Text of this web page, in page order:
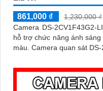
861,000 ₫
1,230,000 ₫
Camera DS-
hỗ trợ chức năng ánh
màu. Camera quan sát DS-